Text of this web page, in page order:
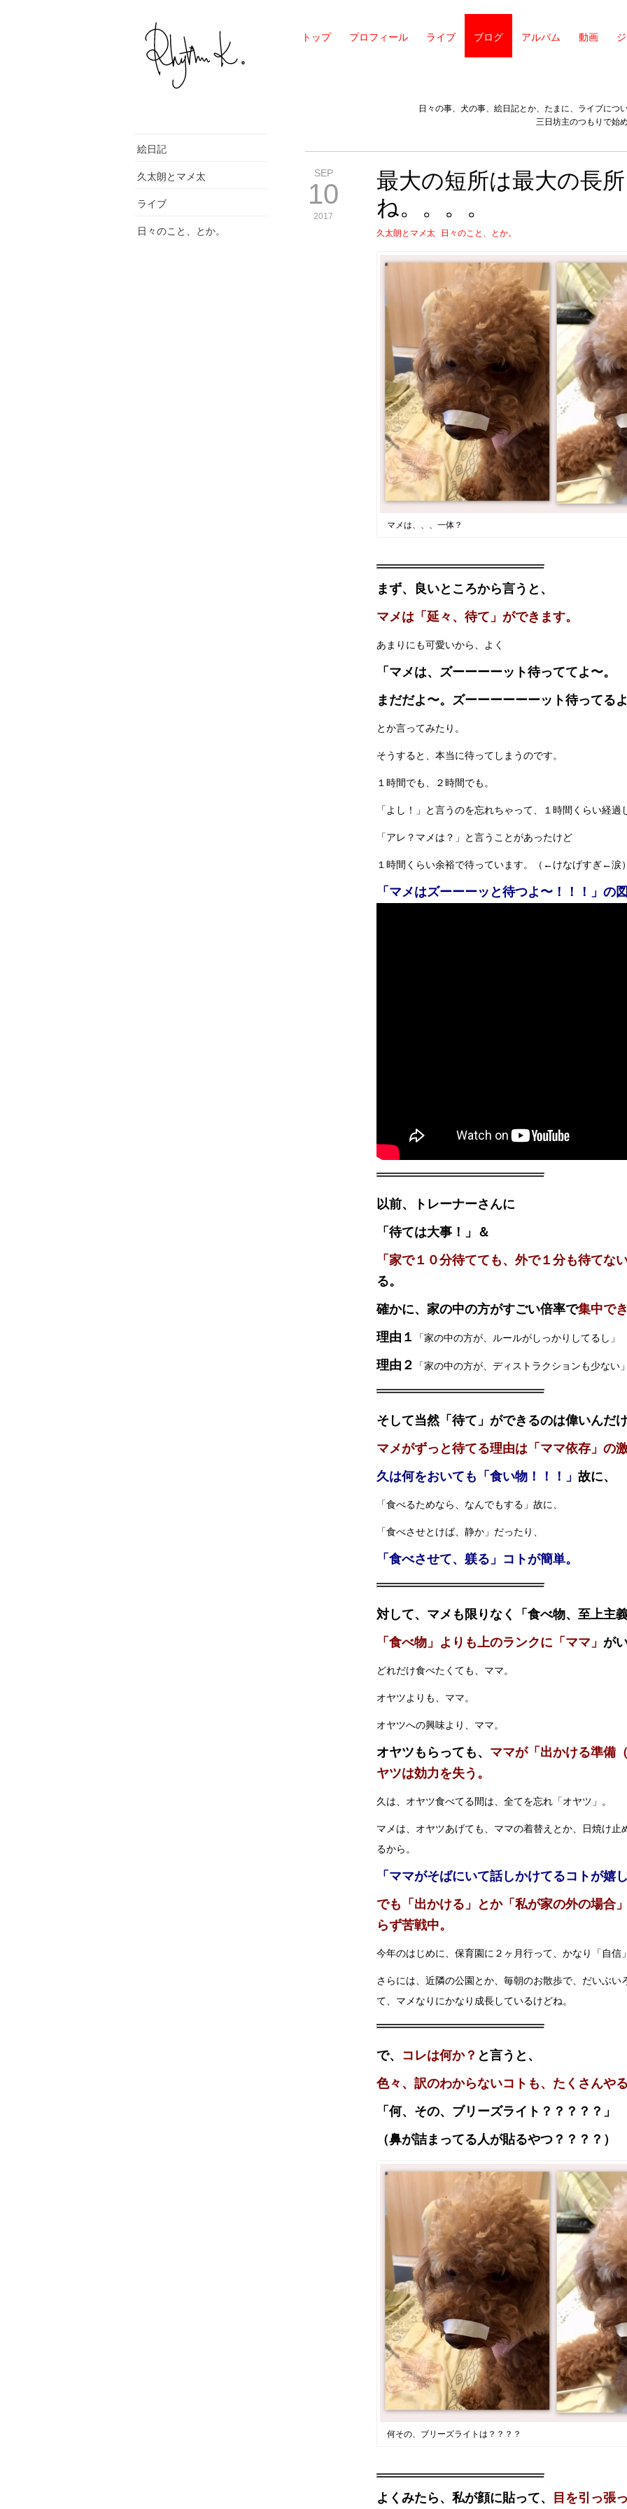
トップ プロフィール ライブ ブログ アルバム 動画
絵日記
久太朗とマメ太
ライブ
日々のこと、とか。
日々の事、犬の事、絵日記とか、たまに、ライブにつ
三日坊主のつもりで始
SEP
10
2017
最大の短所は最大の長
ね。。。。
久太朗とマメ太 日々のこと、とか。
マメは、、、一体？
まず、良いところから言うと、
マメは「延々、待て」ができます。
あまりにも可愛いから、よく
「マメは、ズーーーーット待っててよ〜。
まだだよ〜。ズーーーーーーット待ってるよ
とか言ってみたり。
そうすると、本当に待ってしまうのです。
１時間でも、２時間でも。
「よし！」と言うのを忘れちゃって、１時間くらい経過
「アレ？マメは？」と言うことがあったけど
１時間くらい余裕で待っています。（←けなげすぎ←涙）
「マメはズーーーッと待つよ〜！！！」の図
以前、トレーナーさんに
「待ては大事！」＆
「家で１０分待てても、外で１分も待てない
る。
確かに、家の中の方がすごい倍率で集中でき
理由１
「家の中の方が、ルールがしっかりしてるし」
理由２ 「家の中の方が、ディストラクションも少ない」
そして当然「待て」ができるのは偉いんだけ
マメがずっと待てる理由は「ママ依存」の
久は何をおいても「食い物！！！」 故に、
「食べるためなら、なんでもする」故に、
「食べさせとけば、静か」だったり、
「食べさせて、躾る」コトが簡単。
対して、マメも限りなく「食べ物、至上主
「食べ物」よりも上のランクに「ママ」 が
どれだけ食べたくても、ママ。
オヤツよりも、ママ。
オヤツへの興味より、ママ。
オヤツもらっても、 ママが「出かける準備
ヤツは効力を失う。
久は、オヤツ食べてる間は、全てを忘れ「オヤツ」。
マメは、オヤツあげても、ママの着替えとか、日焼け
るから。
「ママがそばにいて話しかけてるコトが嬉
でも「出かける」とか「私が家の外の場合
らず苦戦中。
今年のはじめに、保育園に２ヶ月行って、かなり「自信
さらには、近隣の公園とか、毎朝のお散歩で、だいぶい
て、マメなりにかなり成長しているけどね。
で、 コレは何か？ と言うと、
色々、訳のわからないコトも、たくさんやる
「何、その、ブリーズライト？？？？？」
（鼻が詰まってる人が貼るやつ？？？？）
何その、ブリーズライトは？？？？
よくみたら、私が顔に貼って、 目を引っ張